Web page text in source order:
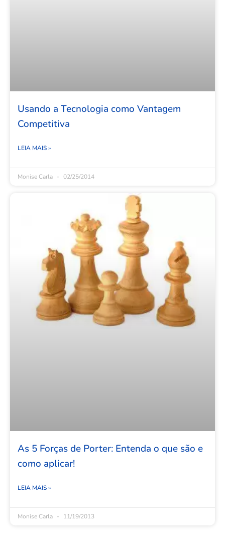
Usando a Tecnologia como Vantagem
Competitiva
LEIA MAIS »
Monise Carla 02/25/2014
As 5 Forças de Porter: Entenda o que são e
como aplicar!
LEIA MAIS »
Monise Carla 11/19/2013